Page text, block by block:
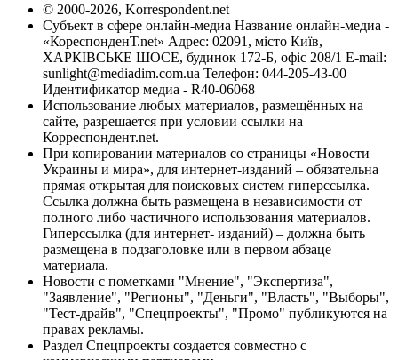
© 2000-2026, Korrespondent.net
Субъект в сфере онлайн-медиа Название онлайн-медиа -
«КореспонденТ.net» Адрес: 02091, місто Київ,
ХАРКІВСЬКЕ ШОСЕ, будинок 172-Б, офіс 208/1 E-mail:
sunlight@mediadim.com.ua Телефон: 044-205-43-00
Идентификатор медиа - R40-06068
Использование любых материалов, размещённых на
сайте, разрешается при условии ссылки на
Корреспондент.net.
При копировании материалов со страницы «Новости
Украины и мира», для интернет-изданий – обязательна
прямая открытая для поисковых систем гиперссылка.
Ссылка должна быть размещена в независимости от
полного либо частичного использования материалов.
Гиперссылка (для интернет- изданий) – должна быть
размещена в подзаголовке или в первом абзаце
материала.
Новости с пометками "Мнение", "Экспертиза",
"Заявление", "Регионы", "Деньги", "Власть", "Выборы",
"Тест-драйв", "Спецпроекты", "Промо" публикуются на
правах рекламы.
Раздел Спецпроекты создается совместно с